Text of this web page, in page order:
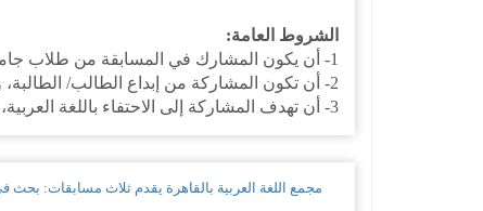
الشروط العامة:
1- أن يكون المشارك في المسابقة من طلاب جامعة الإمام محمد بن سعود الإسلامية أو طالباتها.
2- أن تكون المشاركة من إبداع الطالب/ الطالبة، ولا تحتوي على مخالفة لتعاليم ديننا الإسلامي الحنيف .
3- أن تهدف المشاركة إلى الاحتفاء باللغة العربية، ويكون الحسُّ الوطني هو روح العمل...
مجمع اللغة العربية بالقاهرة يقدم ثلاث مسابقات: بحث